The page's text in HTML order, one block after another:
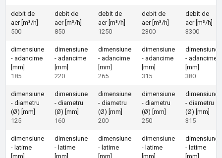
debit de
aer [m³/h]
500
debit de
aer [m³/h]
850
debit de
aer [m³/h]
1250
debit de
aer [m³/h]
2300
debit de
aer [m³/h]
3300
dimensiune
- adancime
[mm]
185
dimensiune
- adancime
[mm]
220
dimensiune
- adancime
[mm]
265
dimensiune
- adancime
[mm]
315
dimensiune
- adancime
[mm]
380
dimensiune
- diametru
(Ø) [mm]
125
dimensiune
- diametru
(Ø) [mm]
160
dimensiune
- diametru
(Ø) [mm]
200
dimensiune
- diametru
(Ø) [mm]
250
dimensiune
- diametru
(Ø) [mm]
315
dimensiune
- latime
[mm]
dimensiune
- latime
[mm]
dimensiune
- latime
[mm]
dimensiune
- latime
[mm]
dimensiune
- latime
[mm]